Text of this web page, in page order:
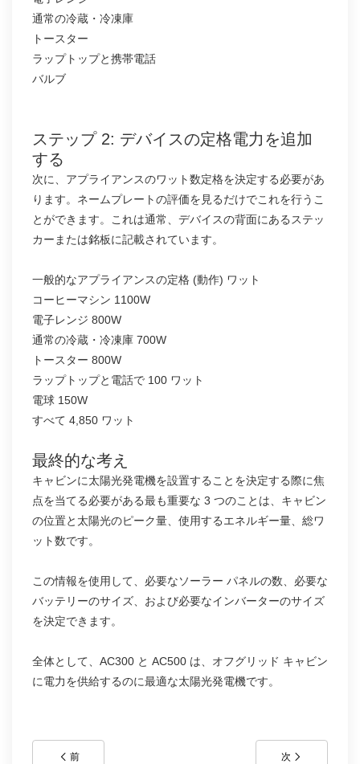
通常の冷蔵・冷凍庫
トースター
ラップトップと携帯電話
バルブ
ステップ 2: デバイスの定格電力を追加
する
次に、アプライアンスのワット数定格を決定する必要があ
ります。ネームプレートの評価を見るだけでこれを行うこ
とができます。これは通常、デバイスの背面にあるステッ
カーまたは銘板に記載されています。
一般的なアプライアンスの定格 (動作) ワット
コーヒーマシン 1100W
電子レンジ 800W
通常の冷蔵・冷凍庫 700W
トースター 800W
ラップトップと電話で 100 ワット
電球 150W
すべて 4,850 ワット
最終的な考え
キャビンに太陽光発電機を設置することを決定する際に焦
点を当てる必要がある最も重要な 3 つのことは、キャビン
の位置と太陽光のピーク量、使用するエネルギー量、総ワ
ット数です。
この情報を使用して、必要なソーラー パネルの数、必要な
バッテリーのサイズ、および必要なインバーターのサイズ
を決定できます。
全体として、AC300 と AC500 は、オフグリッド キャビン
に電力を供給するのに最適な太陽光発電機です。
前 次